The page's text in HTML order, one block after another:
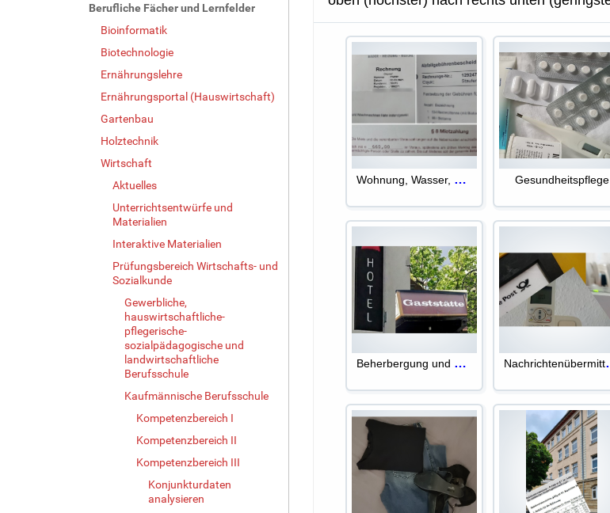
Berufliche Fächer und Lernfelder
Bioinformatik
Biotechnologie
Ernährungslehre
Ernährungsportal (Hauswirtschaft)
Gartenbau
Holztechnik
Wirtschaft
Aktuelles
Unterrichtsentwürfe und
Materialien
Interaktive Materialien
Prüfungsbereich Wirtschafts- und
Sozialkunde
Gewerbliche,
hauswirtschaftliche-
pflegerische-
sozialpädagogische und
landwirtschaftliche
Berufsschule
Kaufmännische Berufsschule
Kompetenzbereich I
Kompetenzbereich II
Kompetenzbereich III
Konjunkturdaten
analysieren